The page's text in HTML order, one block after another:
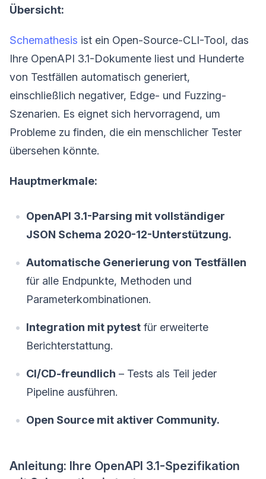
Übersicht:
Schemathesis ist ein Open-Source-CLI-Tool, das
Ihre OpenAPI 3.1-Dokumente liest und Hunderte
von Testfällen automatisch generiert,
einschließlich negativer, Edge- und Fuzzing-
Szenarien. Es eignet sich hervorragend, um
Probleme zu finden, die ein menschlicher Tester
übersehen könnte.
Hauptmerkmale:
OpenAPI 3.1-Parsing mit vollständiger
JSON Schema 2020-12-Unterstützung.
Automatische Generierung von Testfällen
für alle Endpunkte, Methoden und
Parameterkombinationen.
Integration mit pytest für erweiterte
Berichterstattung.
CI/CD-freundlich – Tests als Teil jeder
Pipeline ausführen.
Open Source mit aktiver Community.
Anleitung: Ihre OpenAPI 3.1-Spezifikation